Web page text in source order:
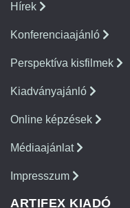
Hírek
Konferenciaajánló
Perspektíva kisfilmek
Kiadványajánló
Online képzések
Médiaajánlat
Impresszum
ARTIFEX KIADÓ